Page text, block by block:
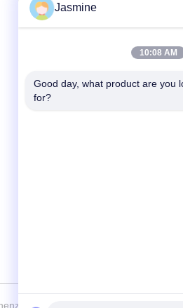
86-755-28357826
Xianglong Paper Product &
Jasmine
10:08 AM
Good day, what product are you
for?